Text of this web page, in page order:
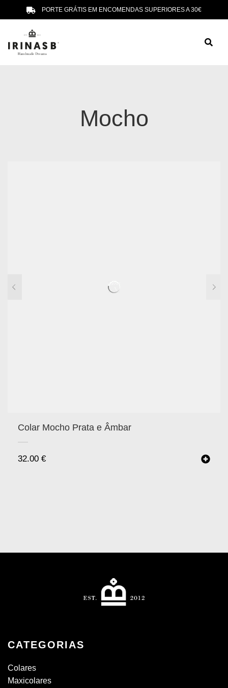
PORTE GRÁTIS EM ENCOMENDAS SUPERIORES A 30€
Mocho
Colar Mocho Prata e Âmbar
32.00 €
CATEGORIAS
Colares
Maxicolares